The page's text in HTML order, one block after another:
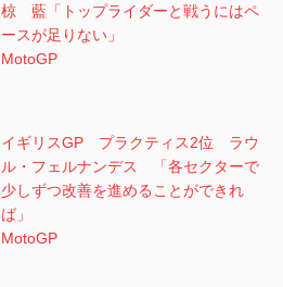
椋 藍「トップライダーと戦うにはペ
ースが足りない」
MotoGP
イギリスGP プラクティス2位 ラウ
ル・フェルナンデス 「各セクターで
少しずつ改善を進めることができれ
ば」
MotoGP